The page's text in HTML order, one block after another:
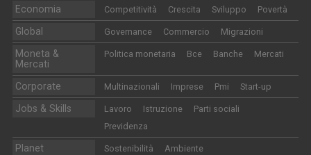
Economia Competitività Crescita Sviluppo Povertà
Global Governance Commercio Migrazioni
Moneta &
Mercati
Politica monetaria Bce Banche Mercati
Corporate Multinazionali Imprese Pmi Start-up
Jobs & Skills Lavoro Istruzione
Parti sociali
Previdenza
Planet Sostenibilità Ambiente